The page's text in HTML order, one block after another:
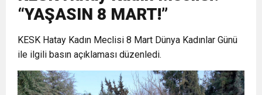
Cumhuriyet, Türk Milletinin Özgürlük
ve Onur Nişanesidir
6:19 HBB BAŞKANI ÖNTÜRK’ÜN
CUMHURİYET BAYRAMI MESAJI
17:36 KURUMLAR VERGİSİ ERTELENDİ
“YAŞASIN 8 MART!”
KESK Hatay Kadın Meclisi 8 Mart Dünya Kadınlar Günü
ile ilgili basın açıklaması düzenledi.